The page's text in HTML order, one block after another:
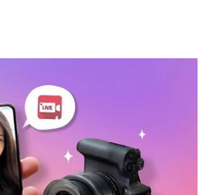
hoạt động phát trực tiếp nội dung
pháp luật. Ngay sau khi tiếp
tổ chức xác minh, thu thập dữ liệu
ban đầu xác định, Triệu Thị Dung
Phủ Thông, tỉnh Thái Nguyên, cùng
tham gia tổ chức livestream nội dung